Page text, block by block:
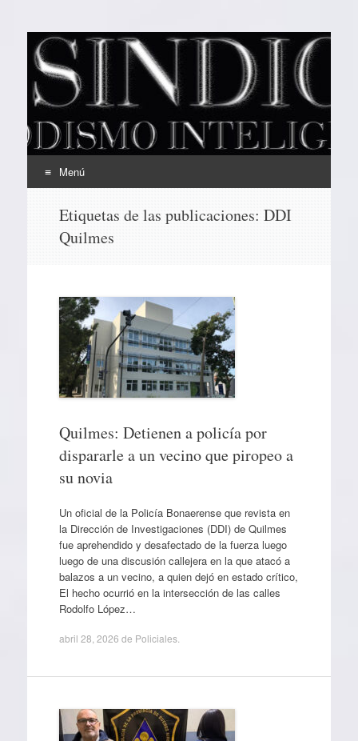
EL SINDICAL
Periodismo Inteligente
Menú
contenido
Etiquetas de las publicaciones: DDI
Quilmes
Quilmes: Detienen a policía por
dispararle a un vecino que piropeo a
su novia
Un oficial de la Policía Bonaerense que revista en
la Dirección de Investigaciones (DDI) de Quilmes
fue aprehendido y desafectado de la fuerza luego
luego de una discusión callejera en la que atacó a
balazos a un vecino, a quien dejó en estado crítico,
El hecho ocurrió en la intersección de las calles
Rodolfo López…
abril 28, 2026 de Policiales.